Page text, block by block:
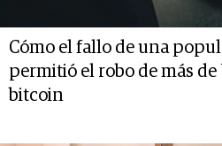
Cómo el fallo de una
permitió el robo de más
bitcoin